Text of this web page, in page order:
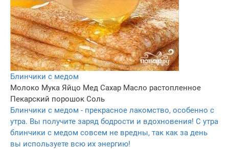
Блинчики с медом
Молоко Мука Яйцо Мед Сахар Масло растопленное
Пекарский порошок Соль
Блинчики с медом - прекрасное лакомство, особенно с
утра. Вы получите заряд бодрости и вдохновения! С утра
блинчики с медом совсем не вредны, так как за день
вы используете всю их энергию!